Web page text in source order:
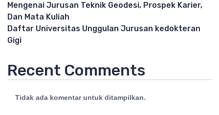
Mengenai Jurusan Teknik Geodesi, Prospek Karier,
Dan Mata Kuliah
Daftar Universitas Unggulan Jurusan kedokteran
Gigi
Recent Comments
Tidak ada komentar untuk ditampilkan.